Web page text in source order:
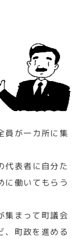
員が一カ所に集
代表者に自分た
に働いてもらう
集まって町議会
、町政を進める